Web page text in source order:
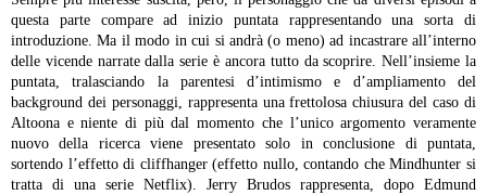
questa parte compare ad inizio puntata rappresentando una sorta di
introduzione. Ma il modo in cui si andrà (o meno) ad incastrare all’interno
delle vicende narrate dalla serie è ancora tutto da scoprire. Nell’insieme la
puntata, tralasciando la parentesi d’intimismo e d’ampliamento del
background dei personaggi, rappresenta una frettolosa chiusura del caso di
Altoona e niente di più dal momento che l’unico argomento veramente
nuovo della ricerca viene presentato solo in conclusione di puntata,
sortendo l’effetto di cliffhanger (effetto nullo, contando che Mindhunter si
tratta di una serie Netflix).
Jerry Brudos rappresenta, dopo Edmund